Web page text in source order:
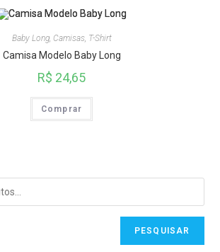
Baby Long, Camisas, T-Shirt
Camisa Modelo Baby Long
R$ 24,65
Comprar
PESQUISAR